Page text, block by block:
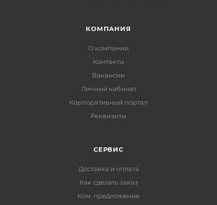
КОМПАНИЯ
О компании
Контакты
Вакансии
Личный кабинет
Корпоративный портал
Реквизиты
СЕРВИС
Доставка и оплата
Как сделать заказ
Ком. предложение